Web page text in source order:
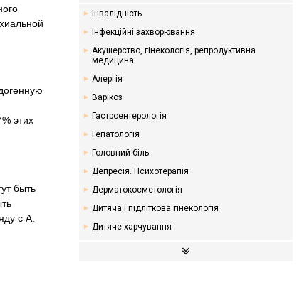
этих
быть
с A.
Інвалідність
Інфекційні захворювання
Акушерство, гінекологія, репродуктивна
медицина
Алергія
Варікоз
Гастроентерологія
Гепатологія
Головний біль
Депресія. Психотерапія
Дерматокосметологія
Дитяча і підліткова гінекологія
Дитяче харчування
Ендокринологія. Цукровий діабет